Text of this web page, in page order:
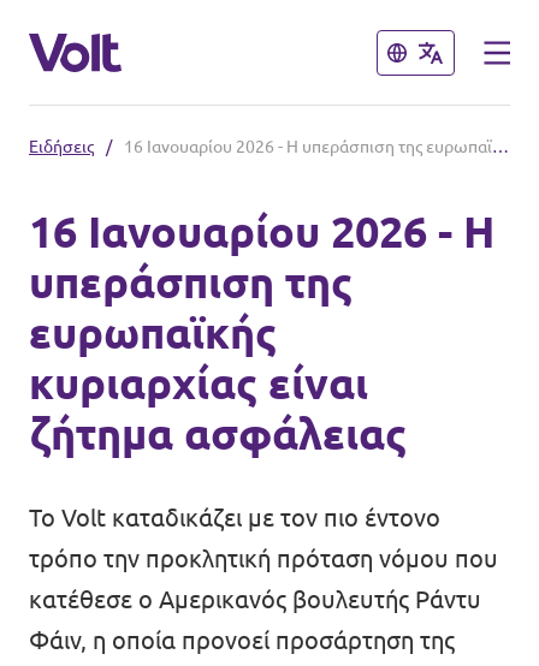
Κλείσιμο
Greek
Δείτε επίσης:
Ηλεκτρονικό Κατάστημα Volt
Κλείσιμο
Πολιτικές
Σχετικά με το Volt
Άνθρωποι
Ειδήσεις
Εκδηλώσεις
Ειδήσεις / 16 Ιανουαρίου 2026 - Η υπεράσπιση της ευρωπαϊκής κυριαρχίας είναι ζήτημα ασφάλειας
16 Ιανουαρίου 2026 - Η
υπεράσπιση της
ευρωπαϊκής
κυριαρχίας είναι
ζήτημα ασφάλειας
Το Volt καταδικάζει με τον πιο έντονο
τρόπο την προκλητική πρόταση νόμου που
κατέθεσε ο Αμερικανός βουλευτής Ράντυ
Φάιν, η οποία προνοεί προσάρτηση της